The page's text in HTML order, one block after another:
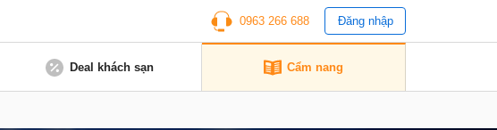
0963 266 688 Đăng nhập
Deal khách sạn Cẩm nang